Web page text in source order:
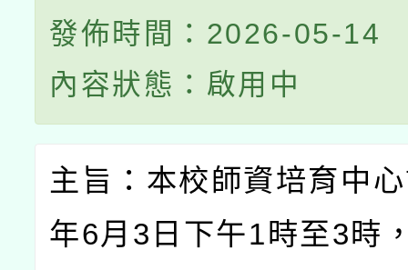
發佈時間：2026-05-14
內容狀態：啟用中
主旨：本校師資培育中
年6月 3 日下午1 時至3時